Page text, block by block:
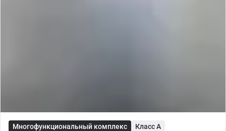
Многофункциональный комплекс Класс A